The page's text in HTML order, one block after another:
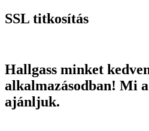
SSL titkosítás
Hallgass minket
alkalmazásodban! Mi
ajánljuk.